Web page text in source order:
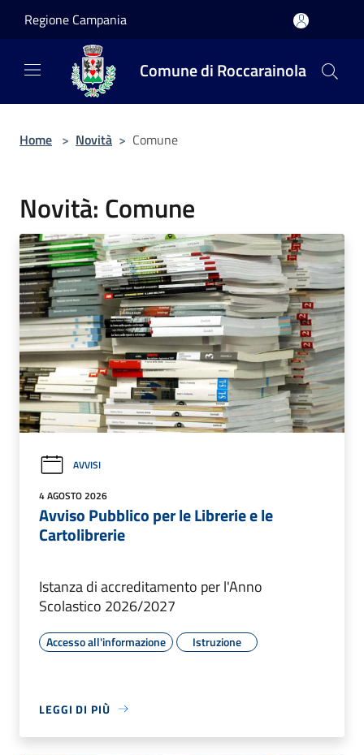
Regione Campania
Comune di Roccarainola
Home > Novità > Comune
Novità: Comune
AVVISI
4 AGOSTO 2026
Avviso Pubblico per le Librerie e le
Cartolibrerie
Istanza di accreditamento per l'Anno
Scolastico 2026/2027
Accesso all'informazione Istruzione
LEGGI DI PIÙ